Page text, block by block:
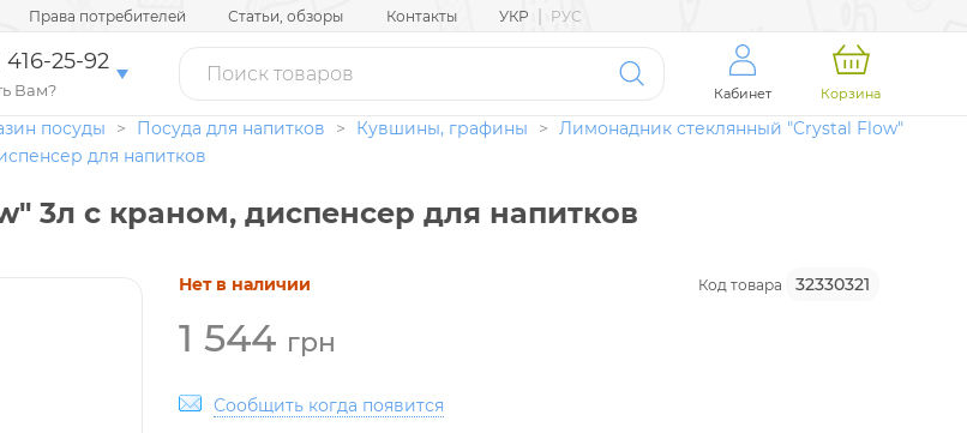
Права потребителей Статьи, обзоры Контакты УКР | РУС
416-25-92
Вам? Кабинет Корзина
посуды > Посуда для напитков > Кувшины, графины > Лимонадник стеклянный "Crystal Flow"
для напитков
3л с краном, диспенсер для напитков
Нет в наличии Код товара 32330321
1 544 грн
Сообщить когда появится